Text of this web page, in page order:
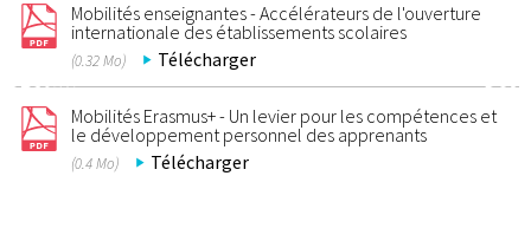
Mobilités enseignantes - Accélérateurs de l'ouverture
internationale des établissements scolaires
(0.32 Mo) Télécharger
Mobilités Erasmus+ - Un levier pour les compétences et
le développement personnel des apprenants
(0.4 Mo) Télécharger